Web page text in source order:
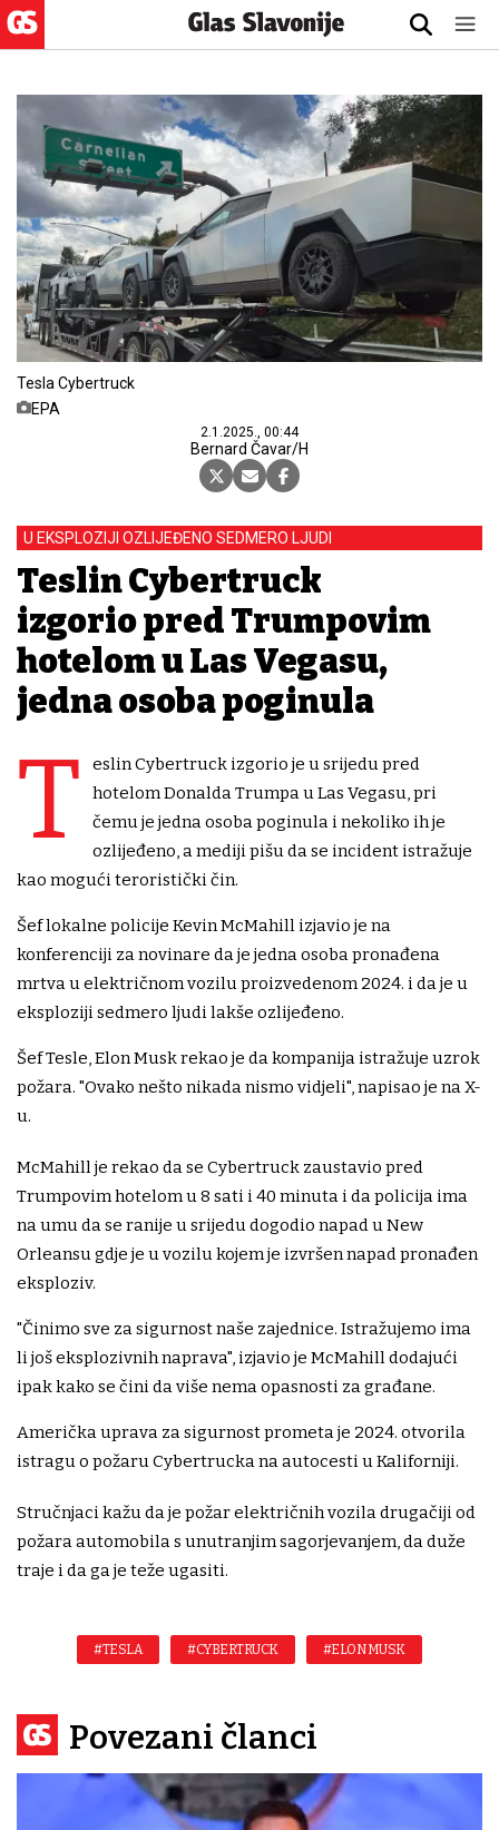
Tesla Cybertruck
EPA
2.1.2025., 00:44
Bernard Čavar/H
U EKSPLOZIJI OZLIJEĐENO SEDMERO LJUDI
Teslin Cybertruck
izgorio pred Trumpovim
hotelom u Las Vegasu,
jedna osoba poginula
T
eslin Cybertruck izgorio je u srijedu pred
hotelom Donalda Trumpa u Las Vegasu, pri
čemu je jedna osoba poginula i nekoliko ih je
ozlijeđeno, a mediji pišu da se incident istražuje
kao mogući teroristički čin.
Šef lokalne policije Kevin McMahill izjavio je na
konferenciji za novinare da je jedna osoba pronađena
mrtva u električnom vozilu proizvedenom 2024. i da je u
eksploziji sedmero ljudi lakše ozlijeđeno.
Šef Tesle, Elon Musk rekao je da kompanija istražuje uzrok
požara. "Ovako nešto nikada nismo vidjeli", napisao je na X-
u.
McMahill je rekao da se Cybertruck zaustavio pred
Trumpovim hotelom u 8 sati i 40 minuta i da policija ima
na umu da se ranije u srijedu dogodio napad u New
Orleansu gdje je u vozilu kojem je izvršen napad pronađen
eksploziv.
"Činimo sve za sigurnost naše zajednice. Istražujemo ima
li još eksplozivnih naprava", izjavio je McMahill dodajući
ipak kako se čini da više nema opasnosti za građane.
Američka uprava za sigurnost prometa je 2024. otvorila
istragu o požaru Cybertrucka na autocesti u Kaliforniji.
Stručnjaci kažu da je požar električnih vozila drugačiji od
požara automobila s unutranjim sagorjevanjem, da duže
traje i da ga je teže ugasiti.
#TESLA #CYBERTRUCK #ELON MUSK
Povezani članci